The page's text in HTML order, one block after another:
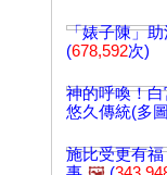
「婊子陳」
(678,592次)
神的呼喚！
悠久傳統(多
施比受更有